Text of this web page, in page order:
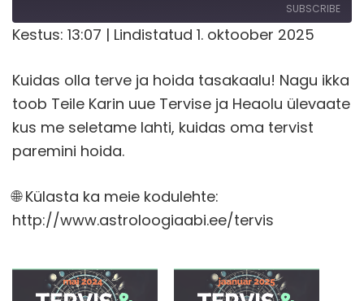
SUBSCRIBE
Kestus: 13:07 | Lindistatud 1. oktoober 2025
Kuidas olla terve ja hoida tasakaalu! Nagu ikka
toob Teile Karin uue Tervise ja Heaolu ülevaate
kus me seletame lahti, kuidas oma tervist
paremini hoida.
🌐 Külasta ka meie kodulehte:
http://www.astroloogiaabi.ee/tervis